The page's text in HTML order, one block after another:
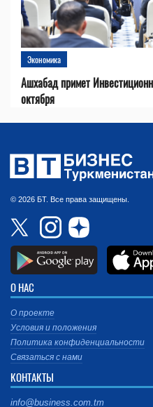
Экономика
Ашхабад примет
октября
© 2026 БТ. Все права защищены.
О НАС
О проекте
Условия и положения
Политика конфиденциальности
Связаться с нами
КОНТАКТЫ
info@business.com.tm